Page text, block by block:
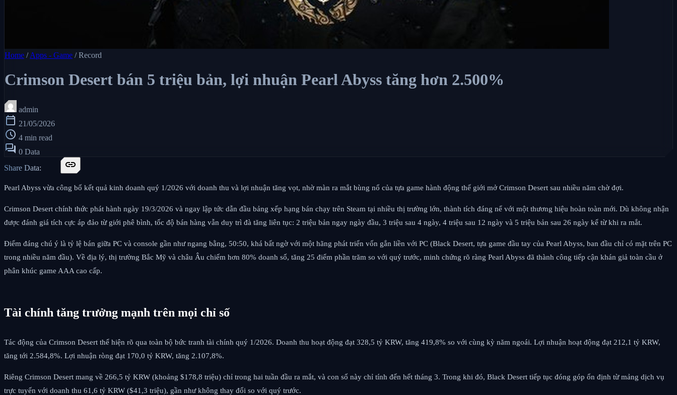
Home / Apps - Game / Record
Crimson Desert bán 5 triệu bản, lợi nhuận Pearl Abyss tăng hơn 2.500%
admin
calendar_today 21/05/2026
schedule 4 min read
forum 0 Data
Share Data:
link
Pearl Abyss vừa công bố kết quả kinh doanh quý 1/2026 với doanh thu và lợi nhuận tăng vọt, nhờ màn ra mắt bùng nổ của tựa game hành động thế giới mở Crimson Desert sau nhiều năm chờ đợi.
Crimson Desert chính thức phát hành ngày 19/3/2026 và ngay lập tức dẫn đầu bảng xếp hạng bán chạy trên Steam tại nhiều thị trường lớn, thành tích đáng nể với một thương hiệu hoàn toàn mới. Dù không nhận
được đánh giá tích cực áp đảo từ giới phê bình, tốc độ bán hàng vẫn duy trì đà tăng liên tục: 2 triệu bản ngay ngày đầu, 3 triệu sau 4 ngày, 4 triệu sau 12 ngày và 5 triệu bản sau 26 ngày kể từ khi ra mắt.
Điểm đáng chú ý là tỷ lệ bán giữa PC và console gần như ngang bằng, 50:50, khá bất ngờ với một hãng phát triển vốn gắn liền với PC (Black Desert, tựa game đầu tay của Pearl Abyss, ban đầu chỉ có mặt trên PC
trong nhiều năm đầu). Về địa lý, thị trường Bắc Mỹ và châu Âu chiếm hơn 80% doanh số, tăng 25 điểm phần trăm so với quý trước, minh chứng rõ ràng Pearl Abyss đã thành công tiếp cận khán giả toàn cầu ở
phân khúc game AAA cao cấp.
Tài chính tăng trưởng mạnh trên mọi chỉ số
Tác động của Crimson Desert thể hiện rõ qua toàn bộ bức tranh tài chính quý 1/2026. Doanh thu hoạt động đạt 328,5 tỷ KRW, tăng 419,8% so với cùng kỳ năm ngoái. Lợi nhuận hoạt động đạt 212,1 tỷ KRW,
tăng tới 2.584,8%. Lợi nhuận ròng đạt 170,0 tỷ KRW, tăng 2.107,8%.
Riêng Crimson Desert mang về 266,5 tỷ KRW (khoảng $178,8 triệu) chỉ trong hai tuần đầu ra mắt, và con số này chỉ tính đến hết tháng 3. Trong khi đó, Black Desert tiếp tục đóng góp ổn định từ mảng dịch vụ
trực tuyến với doanh thu 61,6 tỷ KRW ($41,3 triệu), gần như không thay đổi so với quý trước.